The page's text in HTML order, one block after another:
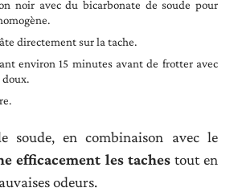
noir avec du bicarbonate de soude pour
directement sur la tache.
environ 15 minutes avant de frotter avec
doux.
soude, en combinaison avec le
efficacement les tachestout en
odeurs.